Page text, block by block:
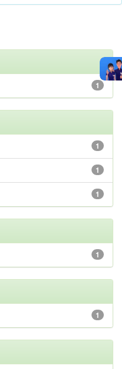
1
1
1
1
1
1